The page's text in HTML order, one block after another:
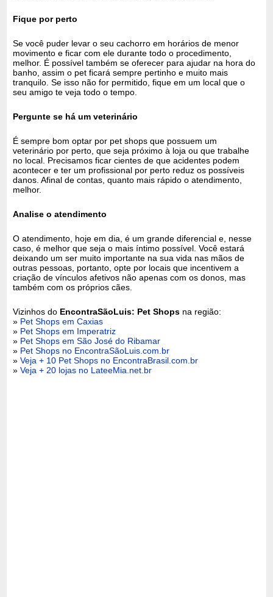
Fique por perto
Se você puder levar o seu cachorro em horários de menor
movimento e ficar com ele durante todo o procedimento,
melhor. É possível também se oferecer para ajudar na hora do
banho, assim o pet ficará sempre pertinho e muito mais
tranquilo. Se isso não for permitido, fique em um local que o
seu amigo te veja todo o tempo.
Pergunte se há um veterinário
É sempre bom optar por pet shops que possuem um
veterinário por perto, que seja próximo à loja ou que trabalhe
no local. Precisamos ficar cientes de que acidentes podem
acontecer e ter um profissional por perto reduz os possíveis
danos. Afinal de contas, quanto mais rápido o atendimento,
melhor.
Analise o atendimento
O atendimento, hoje em dia, é um grande diferencial e, nesse
caso, é melhor que seja o mais íntimo possível. Você estará
deixando um ser muito importante na sua vida nas mãos de
outras pessoas, portanto, opte por locais que incentivem a
criação de vínculos afetivos não apenas com os donos, mas
também com os próprios cães.
Vizinhos do EncontraSãoLuis: Pet Shops na região:
» Pet Shops em Caxias
» Pet Shops em Imperatriz
» Pet Shops em São José do Ribamar
» Pet Shops no EncontraSãoLuis.com.br
»Veja + 10 Pet Shops no EncontraBrasil.com.br
»Veja + 20 lojas no LateeMia.net.br